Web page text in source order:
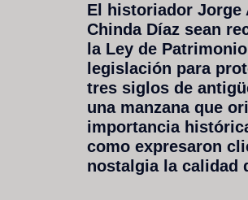
El historiador Jorge
Chinda Díaz sean
la Ley de
legislación para
tres siglos de
una manzana que
importancia
como expresaron
nostalgia la calidad